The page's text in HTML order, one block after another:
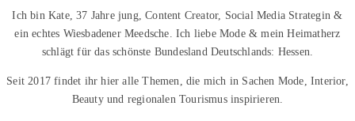
Ich bin Kate, 37 Jahre jung, Content Creator, Social Media Strategin &
ein echtes Wiesbadener Meedsche. Ich liebe Mode & mein Heimatherz
schlägt für das schönste Bundesland Deutschlands: Hessen.
Seit 2017 findet ihr hier alle Themen, die mich in Sachen Mode, Interior,
Beauty und regionalen Tourismus inspirieren.